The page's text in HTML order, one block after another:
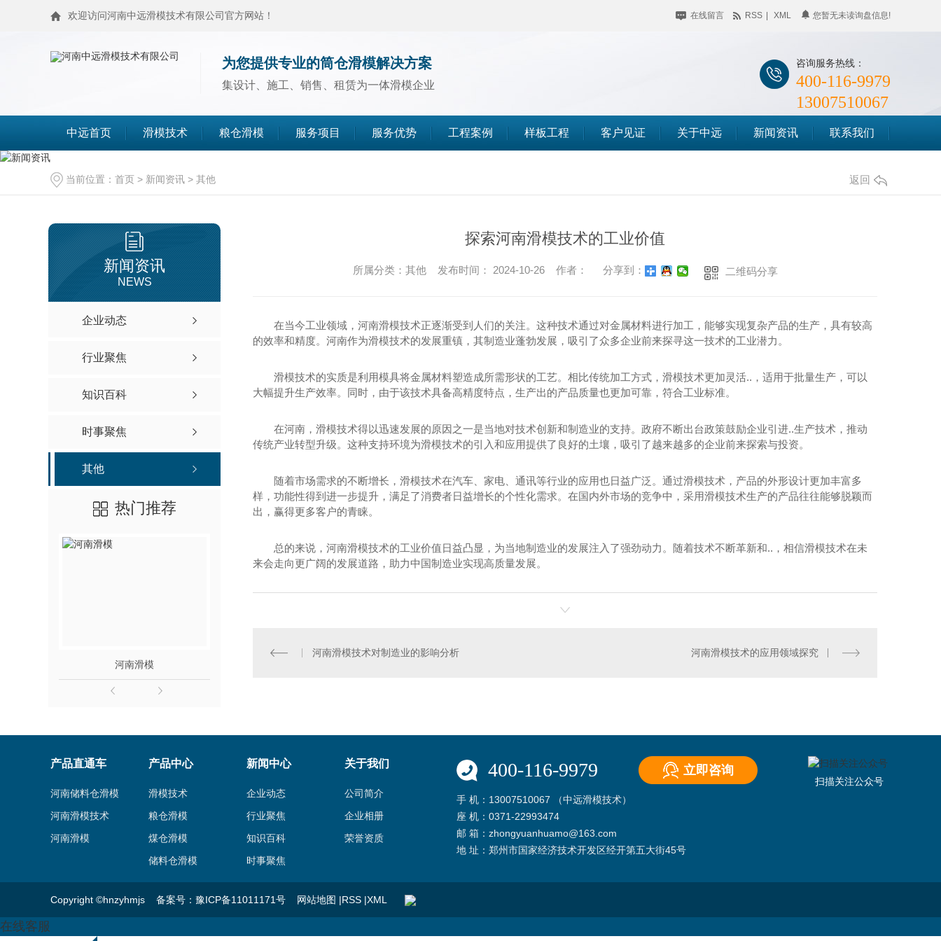
欢迎访问河南中远滑模技术有限公司官方网站！ 您暂无未读询盘信息!
在线留言 RSS XML
为您提供专业的筒仓滑模解决方案
集设计、施工、销售、租赁为一体滑模企业
咨询服务热线：
400-116-9979
13007510067
中远首页 滑模技术 粮仓滑模 服务项目
滑模技术
造粒塔滑模
高塔滑模
服务优势 工程案例 样板工程 客户见证 关于中远
企业相册
新闻资讯
行业聚焦
联系我们
当前位置： 首页 > 新闻资讯 > 其他 返回
新闻资讯
NEWS
企业动态
行业聚焦
知识百科
时事聚焦
其他
热门推荐
河南滑模
探索河南滑模技术的工业价值
所属分类：其他 发布时间： 2024-10-26 作者： 分享到： 二维码分享
在当今工业领域，河南滑模技术正逐渐受到人们的关注。这种技术通过对金属材料进行加工，能够实现复杂产品的生产，具有较高
的效率和精度。河南作为滑模技术的发展重镇，其制造业蓬勃发展，吸引了众多企业前来探寻这一技术的工业潜力。
滑模技术的实质是利用模具将金属材料塑造成所需形状的工艺。相比传统加工方式，滑模技术更加灵活..，适用于批量生产，可以
大幅提升生产效率。同时，由于该技术具备高精度特点，生产出的产品质量也更加可靠，符合工业标准。
在河南，滑模技术得以迅速发展的原因之一是当地对技术创新和制造业的支持。政府不断出台政策鼓励企业引进..生产技术，推动
传统产业转型升级。这种支持环境为滑模技术的引入和应用提供了良好的土壤，吸引了越来越多的企业前来探索与投资。
随着市场需求的不断增长，滑模技术在汽车、家电、通讯等行业的应用也日益广泛。通过滑模技术，产品的外形设计更加丰富多
样，功能性得到进一步提升，满足了消费者日益增长的个性化需求。在国内外市场的竞争中，采用滑模技术生产的产品往往能够脱颖而
出，赢得更多客户的青睐。
总的来说，河南滑模技术的工业价值日益凸显，为当地制造业的发展注入了强劲动力。随着技术不断革新和..，相信滑模技术在未
来会走向更广阔的发展道路，助力中国制造业实现高质量发展。
河南滑模技术对制造业的影响分析 河南滑模技术的应用领域探究
产品直通车
河南储料仓滑模
河南滑模技术
河南滑模
产品中心
滑模技术
粮仓滑模
煤仓滑模
储料仓滑模
新闻中心
企业动态
行业聚焦
知识百科
时事聚焦
关于我们
公司简介
企业相册
荣誉资质
400-116-9979 立即咨询
手 机：13007510067 （中远滑模技术）
座 机：0371-22993474
邮 箱：zhongyuanhuamo@163.com
地 址：郑州市国家经济技术开发区经开第五大街45号
扫描关注公众号
Copyright ©hnzyhmjs 备案号： 豫ICP备11011171号 网站地图 |RSS |XML
在线客服